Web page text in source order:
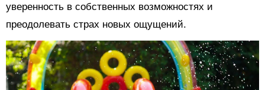
уверенность в собственных возможностях и
преодолевать страх новых ощущений.